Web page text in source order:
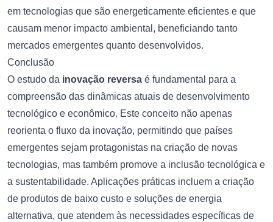
em tecnologias que são energeticamente eficientes e que
causam menor impacto ambiental, beneficiando tanto
mercados emergentes quanto desenvolvidos.
Conclusão
O estudo da inovação reversa é fundamental para a
compreensão das dinâmicas atuais de desenvolvimento
tecnológico e econômico. Este conceito não apenas
reorienta o fluxo da inovação, permitindo que países
emergentes sejam protagonistas na criação de novas
tecnologias, mas também promove a inclusão tecnológica e
a sustentabilidade. Aplicações práticas incluem a criação
de produtos de baixo custo e soluções de energia
alternativa, que atendem às necessidades específicas de